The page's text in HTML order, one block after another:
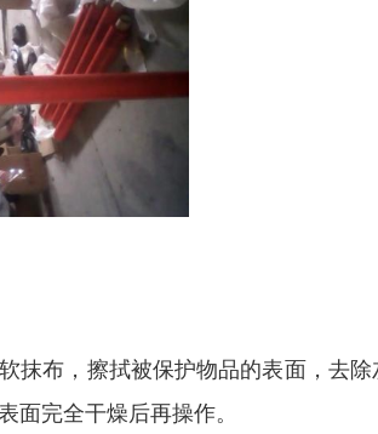
抹布，擦拭被保护物品的表面，去
面完全干燥后再操作。